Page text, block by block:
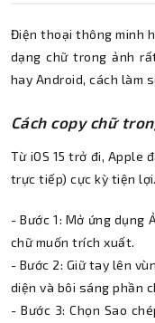
Điện thoại thông minh
dạng chữ trong ảnh
hay Android, cách làm
Cách copy chữ
Từ iOS 15 trở đi, Apple
trực tiếp) cực kỳ tiện lợi.
- Bước 1: Mở ứng dụng
chữ muốn trích xuất.
- Bước 2: Giữ tay lên
diện và bôi sáng phần
- Bước 3: Chọn Sao